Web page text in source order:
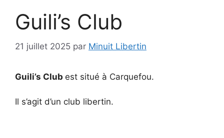
Guili’s Club
21 juillet 2025 par Minuit Libertin
Guili’s Club est situé à Carquefou.
Il s’agit d’un club libertin.